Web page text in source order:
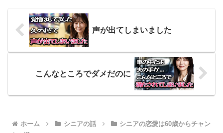
声が出てしまいました
こんなところでダメだのに
ホーム シニアの話
シニアの恋愛は60歳からチャン